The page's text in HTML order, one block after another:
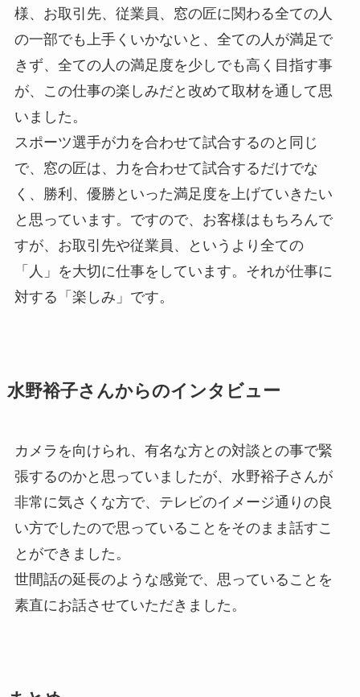
様、お取引先、従業員、窓の匠に関わる全ての人
の一部でも上手くいかないと、全ての人が満足で
きず、全ての人の満足度を少しでも高く目指す事
が、この仕事の楽しみだと改めて取材を通して思
いました。
スポーツ選手が力を合わせて試合するのと同じ
で、窓の匠は、力を合わせて試合するだけでな
く、勝利、優勝といった満足度を上げていきたい
と思っています。ですので、お客様はもちろんで
すが、お取引先や従業員、というより全ての
「人」を大切に仕事をしています。それが仕事に
対する「楽しみ」です。
水野裕子さんからのインタビュー
カメラを向けられ、有名な方との対談との事で緊
張するのかと思っていましたが、水野裕子さんが
非常に気さくな方で、テレビのイメージ通りの良
い方でしたので思っていることをそのまま話すこ
とができました。
世間話の延長のような感覚で、思っていることを
素直にお話させていただきました。